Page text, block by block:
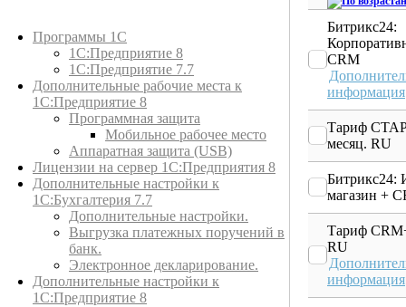
Программы 1С
1С:Предприятие 8
1С:Предприятие 7.7
Дополнительные рабочие места к
1С:Предприятие 8
Программная защита
Мобильное рабочее место
Аппаратная защита (USB)
Лицензии на сервер 1С:Предприятия 8
Дополнительные настройки к
1С:Бухгалтерия 7.7
Дополнительные настройки.
Выгрузка платежных поручений в
банк.
Электронное декларирование.
Дополнительные настройки к
1С:Предприятие 8
Битрикс24:
CRM
информация
Тариф
месяц. RU
Битрикс24:
магазин +
Тариф
RU
информация